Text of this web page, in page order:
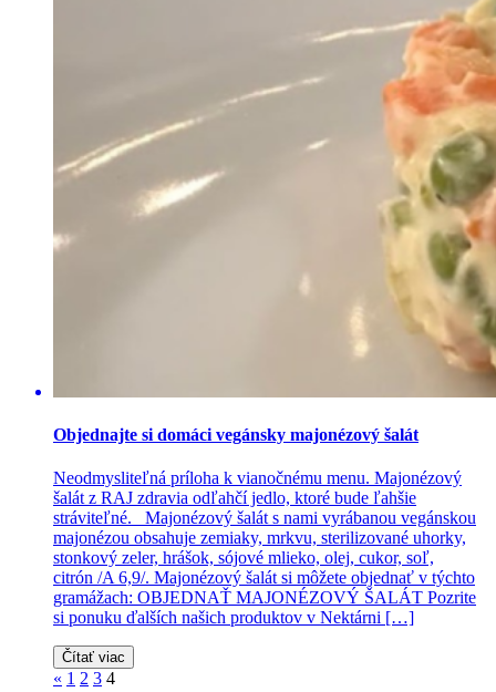
Objednajte si domáci vegánsky majonézový šalát
Neodmysliteľná príloha k vianočnému menu. Majonézový
šalát z RAJ zdravia odľahčí jedlo, ktoré bude ľahšie
stráviteľné. Majonézový šalát s nami vyrábanou vegánskou
majonézou obsahuje zemiaky, mrkvu, sterilizované uhorky,
stonkový zeler, hrášok, sójové mlieko, olej, cukor, soľ,
citrón /A 6,9/. Majonézový šalát si môžete objednať v týchto
gramážach: OBJEDNAŤ MAJONÉZOVÝ ŠALÁT Pozrite
si ponuku ďalších našich produktov v Nektárni […]
Čítať viac
« 1 2 3 4